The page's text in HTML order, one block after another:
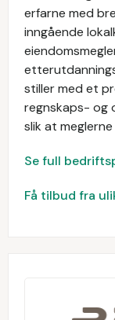
erfarne med
inngående
stiller med et
regnskaps- og
slik at
Se full
Få tilbud fra